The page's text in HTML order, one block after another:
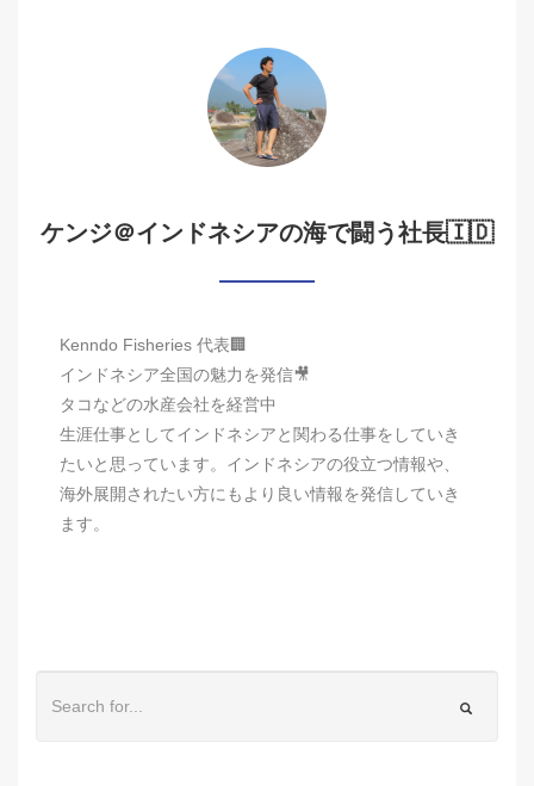
ケンジ＠インドネシアの海で闘う社長🇮🇩
Kenndo Fisheries 代表🏢
インドネシア全国の魅力を発信🎥
タコなどの水産会社を経営中
生涯仕事としてインドネシアと関わる仕事をしていき
たいと思っています。インドネシアの役立つ情報や、
海外展開されたい方にもより良い情報を発信していき
ます。